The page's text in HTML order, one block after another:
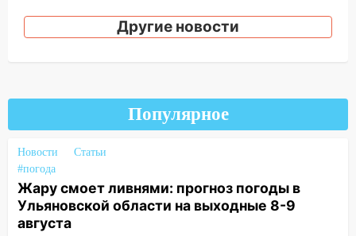
14:22 В Новом городе 8 августа пройдет
Жару смоет ливнями: прогноз
погоды в Ульяновской области на
выходные 8-9 августа
13:30
В Ульяновске транспортные
полицейские проведут акцию «Час
пассажира»
Другие новости
Популярное
Новости
Статьи
#погода
Жару смоет ливнями: прогноз погоды в
Ульяновской области на выходные 8-9
августа